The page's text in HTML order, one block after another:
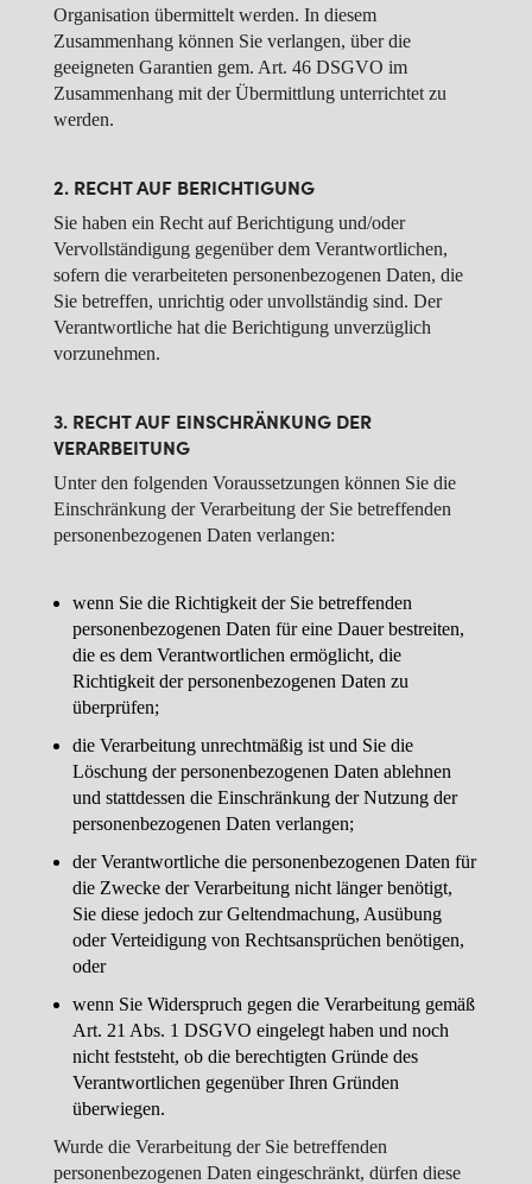
Organisation übermittelt werden. In diesem
Zusammenhang können Sie verlangen, über die
geeigneten Garantien gem. Art. 46 DSGVO im
Zusammenhang mit der Übermittlung unterrichtet zu
werden.
2. RECHT AUF BERICHTIGUNG
Sie haben ein Recht auf Berichtigung und/oder
Vervollständigung gegenüber dem Verantwortlichen,
sofern die verarbeiteten personenbezogenen Daten, die
Sie betreffen, unrichtig oder unvollständig sind. Der
Verantwortliche hat die Berichtigung unverzüglich
vorzunehmen.
3. RECHT AUF EINSCHRÄNKUNG DER
VERARBEITUNG
Unter den folgenden Voraussetzungen können Sie die
Einschränkung der Verarbeitung der Sie betreffenden
personenbezogenen Daten verlangen:
wenn Sie die Richtigkeit der Sie betreffenden
personenbezogenen Daten für eine Dauer bestreiten,
die es dem Verantwortlichen ermöglicht, die
Richtigkeit der personenbezogenen Daten zu
überprüfen;
die Verarbeitung unrechtmäßig ist und Sie die
Löschung der personenbezogenen Daten ablehnen
und stattdessen die Einschränkung der Nutzung der
personenbezogenen Daten verlangen;
der Verantwortliche die personenbezogenen Daten für
die Zwecke der Verarbeitung nicht länger benötigt,
Sie diese jedoch zur Geltendmachung, Ausübung
oder Verteidigung von Rechtsansprüchen benötigen,
oder
wenn Sie Widerspruch gegen die Verarbeitung gemäß
Art. 21 Abs. 1 DSGVO eingelegt haben und noch
nicht feststeht, ob die berechtigten Gründe des
Verantwortlichen gegenüber Ihren Gründen
überwiegen.
Wurde die Verarbeitung der Sie betreffenden
personenbezogenen Daten eingeschränkt, dürfen diese